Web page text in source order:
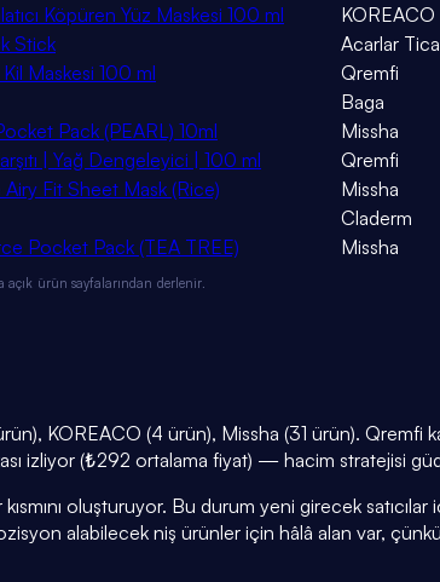
Köpüren Yüz Maskesi 100 ml KOREACO
Stick Acarlar
Kil Maskesi 100 ml Qremfi
Baga
Pack (PEARL) 10ml Missha
| Yağ Dengeleyici | 100 ml Qremfi
Fit Sheet Mask (Rice) Missha
Claderm
Pocket Pack (TEA TREE) Missha
ürün sayfalarından derlenir.
KOREACO (4 ürün), Missha (31 ürün). Qremfi
izliyor (₺292 ortalama fiyat) — hacim stratejisi
oluşturuyor. Bu durum yeni girecek
alabilecek niş ürünler için hâlâ alan var,